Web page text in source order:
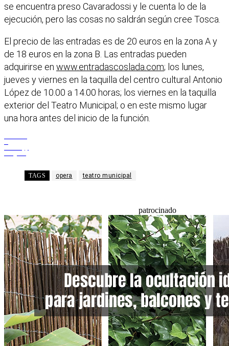
se encuentra preso Cavaradossi y le cuenta lo de la
ejecución, pero las cosas no saldrán según cree Tosca.
El precio de las entradas es de 20 euros en la zona A y
de 18 euros en la zona B. Las entradas pueden
adquirirse en www.entradascoslada.com; los lunes,
jueves y viernes en la taquilla del centro cultural Antonio
López de 10.00 a 14.00 horas; los viernes en la taquilla
exterior del Teatro Municipal; o en este mismo lugar
una hora antes del inicio de la función.
TAGS opera teatro municipal
patrocinado